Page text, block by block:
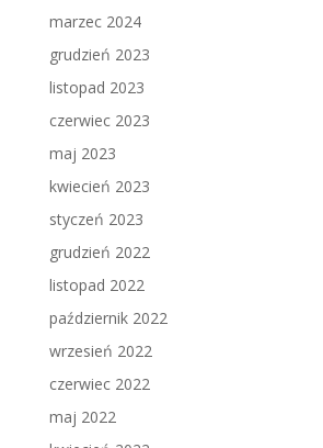
marzec 2024
grudzień 2023
listopad 2023
czerwiec 2023
maj 2023
kwiecień 2023
styczeń 2023
grudzień 2022
listopad 2022
październik 2022
wrzesień 2022
czerwiec 2022
maj 2022